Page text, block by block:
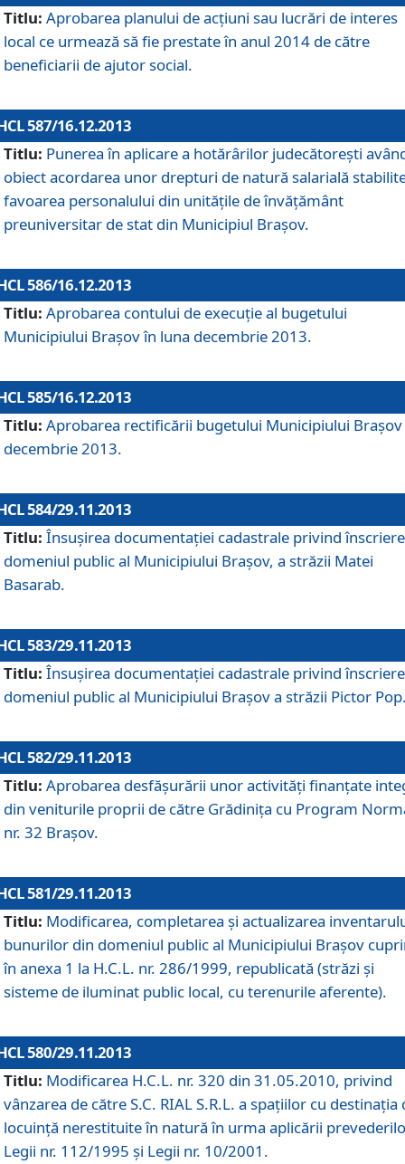
Titlu: Aprobarea planului de acţiuni sau lucrări de interes
local ce urmează să fie prestate în anul 2014 de către
beneficiarii de ajutor social.
587/16.12.2013
Titlu: Punerea în aplicare a hotărârilor judecătoreşti
obiect acordarea unor drepturi de natură salarială
favoarea personalului din unităţile de învăţământ
preuniversitar de stat din Municipiul Braşov.
586/16.12.2013
Titlu: Aprobarea contului de execuţie al bugetului
Municipiului Braşov în luna decembrie 2013.
585/16.12.2013
Titlu: Aprobarea rectificării bugetului Municipiului Braşov
decembrie 2013.
584/29.11.2013
Titlu: Însuşirea documentaţiei cadastrale privind
domeniul public al Municipiului Braşov, a străzii Matei
Basarab.
583/29.11.2013
Titlu: Însuşirea documentaţiei cadastrale privind
domeniul public al Municipiului Braşov a străzii Pictor
582/29.11.2013
Titlu: Aprobarea desfăşurării unor activităţi finanţate
din veniturile proprii de către Grădiniţa cu Program
nr. 32 Braşov.
581/29.11.2013
Titlu: Modificarea, completarea şi actualizarea
bunurilor din domeniul public al Municipiului Braşov
în anexa 1 la H.C.L. nr. 286/1999, republicată (străzi şi
sisteme de iluminat public local, cu terenurile aferente).
580/29.11.2013
Titlu: Modificarea H.C.L. nr. 320 din 31.05.2010, privind
vânzarea de către S.C. RIAL S.R.L. a spaţiilor cu destinaţia
locuinţă nerestituite în natură în urma aplicării
Legii nr. 112/1995 şi Legii nr. 10/2001.